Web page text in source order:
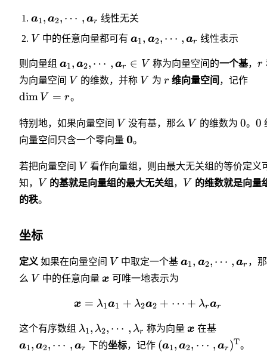
a1, a2, ⋯ , ar 线性无关
V 中的任意向量都可有a1, a2, ⋯ , ar 线性表示
则向量组 a1, a2, ⋯ , ar ∈ V 称为向量空间的一个基，r
为向量空间 V 的维数，并称 V 为 r 维向量空间 ，记作
dim V = r。
特别地，如果向量空间 V 没有基，那么 V 的维数为 0。 0
向量空间只含一个零向量 0。
若把向量空间 V 看作向量组，则由最大无关组的等价定义
知，
V 的基就是向量组的最大无关组 ， V 的维数就是向量
的秩。
坐标
定义 如果在向量空间 V 中取定一个基a1, a2, ⋯ , ar ，那
么 V 中的任意向量x 可唯一地表示为
x = λ1a1 + λ2a2 + ⋯ + λrar
这个有序数组 λ1, λ2, ⋯ , λr 称为向量x 在基
a1, a2, ⋯ , ar 下的坐标，记作 (a1, a2, ⋯ , ar )T。